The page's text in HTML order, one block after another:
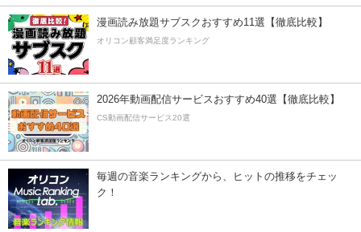
漫画読み放題サブスクおすすめ11選【徹底比較】
オリコン顧客満足度ランキング
2026年動画配信サービスおすすめ40選【徹底比較】
CS動画配信サービス20選
毎週の音楽ランキングから、ヒットの推移をチェッ
ク！